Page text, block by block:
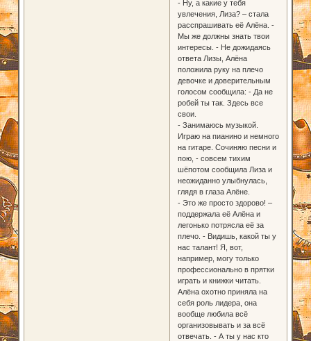
- Ну, а какие у тебя
увлечения, Лиза? – стала
расспрашивать её Алёна. -
Мы же должны знать твои
интересы. - Не дожидаясь
ответа Лизы, Алёна
положила руку на плечо
девочке и доверительным
голосом сообщила: - Да не
робей ты так. Здесь все
свои.
- Занимаюсь музыкой.
Играю на пианино и немного
на гитаре. Сочиняю песни и
пою, - совсем тихим
шёпотом сообщила Лиза и
неожиданно улыбнулась,
глядя в глаза Алёне.
- Это же просто здорово! –
поддержала её Алёна и
легонько потрясла её за
плечо. - Видишь, какой ты у
нас талант! Я, вот,
например, могу только
профессионально в прятки
играть и книжки читать.
Алёна охотно приняла на
себя роль лидера, она
вообще любила всё
организовывать и за всё
отвечать. - А ты у нас кто